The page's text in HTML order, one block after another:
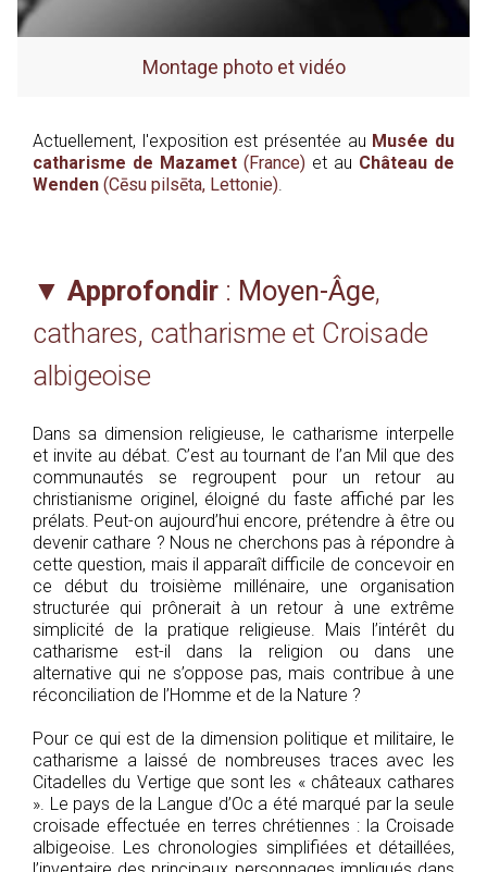
Montage photo et vidéo
Actuellement, l'exposition est présentée au Musée du
catharisme de Mazamet (France) et au Château de
Wenden (Cēsu pilsēta, Lettonie).
▼ Approfondir : Moyen-Âge,
cathares, catharisme et Croisade
albigeoise
Dans sa dimension religieuse, le catharisme interpelle
et invite au débat. C’est au tournant de l’an Mil que des
communautés se regroupent pour un retour au
christianisme originel, éloigné du faste affiché par les
prélats. Peut-on aujourd’hui encore, prétendre à être ou
devenir cathare ? Nous ne cherchons pas à répondre à
cette question, mais il apparaît difficile de concevoir en
ce début du troisième millénaire, une organisation
structurée qui prônerait à un retour à une extrême
simplicité de la pratique religieuse. Mais l’intérêt du
catharisme est-il dans la religion ou dans une
alternative qui ne s’oppose pas, mais contribue à une
réconciliation de l’Homme et de la Nature ?
Pour ce qui est de la dimension politique et militaire, le
catharisme a laissé de nombreuses traces avec les
Citadelles du Vertige que sont les « châteaux cathares
». Le pays de la Langue d’Oc a été marqué par la seule
croisade effectuée en terres chrétiennes : la Croisade
albigeoise. Les chronologies simplifiées et détaillées,